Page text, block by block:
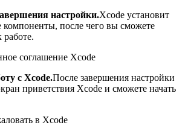
настройки.Xcode установит
компоненты, после чего вы сможете
работе.
с Xcode.После завершения настройки
приветствия Xcode и сможете начать